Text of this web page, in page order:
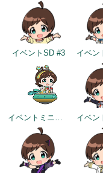
イベントSD #3 イベン
イベントミニゲームSD（2022/11/30） イベン